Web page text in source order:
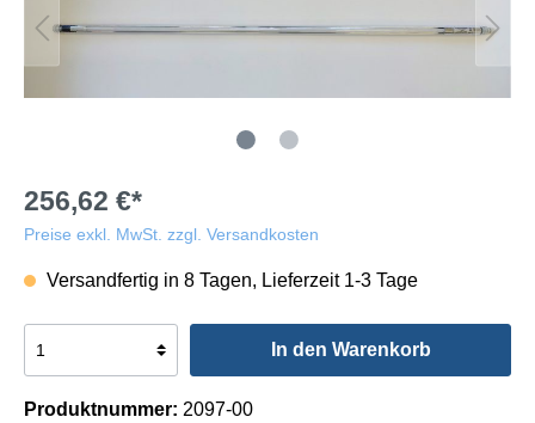
256,62 €*
Preise exkl. MwSt. zzgl. Versandkosten
Versandfertig in 8 Tagen, Lieferzeit 1-3 Tage
In den Warenkorb
Produktnummer: 2097-00